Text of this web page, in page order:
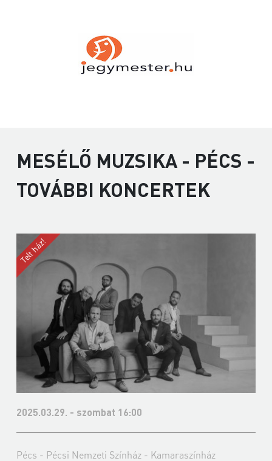
MESÉLŐ MUZSIKA - PÉCS -
TOVÁBBI KONCERTEK
2025.03.29. - szombat 16:00
Pécs - Pécsi Nemzeti Színház - Kamaraszínház